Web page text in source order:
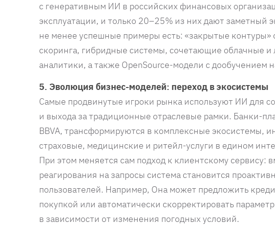
с генеративным ИИ в российских финансовых
эксплуатации, и только 20–25% из них дают заметный
не менее успешные примеры есть: «закрытые
скоринга, гибридные системы, сочетающие облачные
аналитики, а также OpenSource-модели с дообучением
5. Эволюция бизнес-моделей: переход в экосистемы
Самые продвинутые игроки рынка используют ИИ для
и выхода за традиционные отраслевые рамки. Банки-
BBVA, трансформируются в комплексные экосистемы,
страховые, медицинские и ритейл-услуги в едином
При этом меняется сам подход к клиентскому сервису:
реагирования на запросы система становится
пользователей. Например, Она может предложить
покупкой или автоматически скорректировать
в зависимости от изменения погодных условий.